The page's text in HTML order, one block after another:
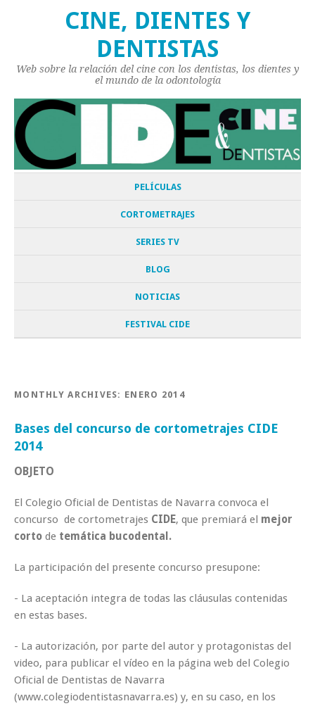
CINE, DIENTES Y
DENTISTAS
Web sobre la relación del cine con los dentistas, los dientes y
el mundo de la odontología
PELÍCULAS
CORTOMETRAJES
SERIES TV
BLOG
NOTICIAS
FESTIVAL CIDE
MONTHLY ARCHIVES: ENERO 2014
Bases del concurso de cortometrajes CIDE
2014
OBJETO
El Colegio Oficial de Dentistas de Navarra convoca el
concurso de cortometrajes CIDE, que premiará el mejor
corto de temática bucodental.
La participación del presente concurso presupone:
- La aceptación integra de todas las cláusulas contenidas
en estas bases.
- La autorización, por parte del autor y protagonistas del
video, para publicar el vídeo en la página web del Colegio
Oficial de Dentistas de Navarra
(www.colegiodentistasnavarra.es) y, en su caso, en los